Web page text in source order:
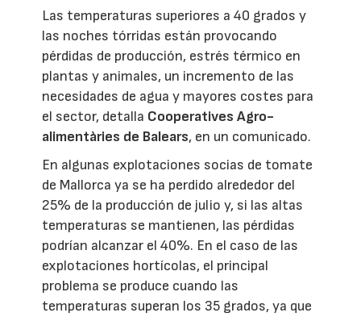
Las temperaturas superiores a 40 grados y
las noches tórridas están provocando
pérdidas de producción, estrés térmico en
plantas y animales, un incremento de las
necesidades de agua y mayores costes para
el sector, detalla Cooperatives Agro-
alimentàries de Balears, en un comunicado.
En algunas explotaciones socias de tomate
de Mallorca ya se ha perdido alrededor del
25% de la producción de julio y, si las altas
temperaturas se mantienen, las pérdidas
podrían alcanzar el 40%. En el caso de las
explotaciones hortícolas, el principal
problema se produce cuando las
temperaturas superan los 35 grados, ya que